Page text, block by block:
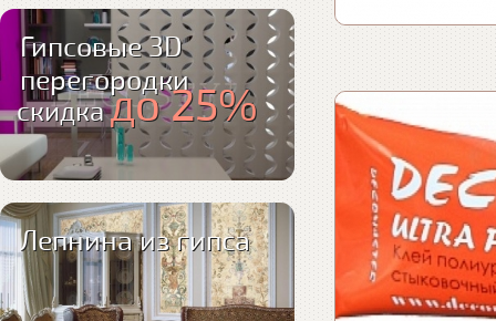
Гипсовые 3D
перегородки
скидкадо 25%
Лепнина из гипса